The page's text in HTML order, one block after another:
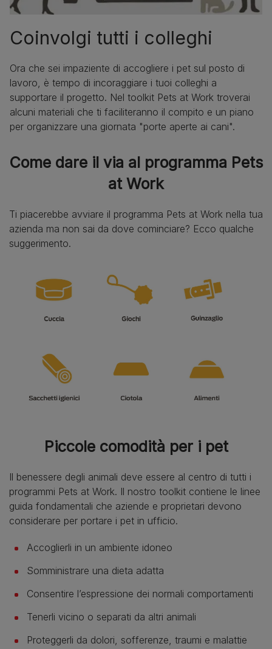
Coinvolgi tutti i colleghi
Ora che sei impaziente di accogliere i pet sul posto di
lavoro, è tempo di incoraggiare i tuoi colleghi a
supportare il progetto. Nel toolkit Pets at Work troverai
alcuni materiali che ti faciliteranno il compito e un piano
per organizzare una giornata "porte aperte ai cani".
Come dare il via al programma Pets
at Work
Ti piacerebbe avviare il programma Pets at Work nella tua
azienda ma non sai da dove cominciare? Ecco qualche
suggerimento.
Piccole comodità per i pet​
Il benessere degli animali deve essere al centro di tutti i
programmi Pets at Work. Il nostro toolkit contiene le linee
guida fondamentali che aziende e proprietari devono
considerare per portare i pet in ufficio.​
Accoglierli in un ambiente idoneo​
Somministrare una dieta adatta​
Consentire l’espressione dei normali comportamenti​
Tenerli vicino o separati da altri animali​
Proteggerli da dolori, sofferenze, traumi e malattie